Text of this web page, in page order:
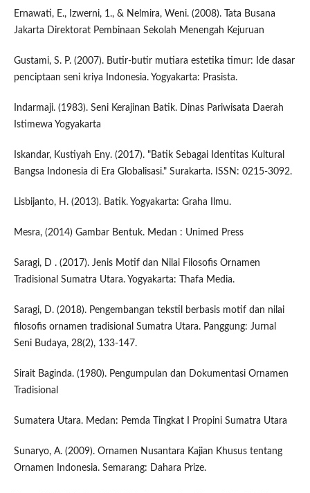
Ernawati, E., Izwerni, 1., & Nelmira, Weni. (2008). Tata Busana
Jakarta Direktorat Pembinaan Sekolah Menengah Kejuruan
Gustami, S. P. (2007). Butir-butir mutiara estetika timur: Ide dasar
penciptaan seni kriya Indonesia. Yogyakarta: Prasista.
Indarmaji. (1983). Seni Kerajinan Batik. Dinas Pariwisata Daerah
Istimewa Yogyakarta
Iskandar, Kustiyah Eny. (2017). "Batik Sebagai Identitas Kultural
Bangsa Indonesia di Era Globalisasi." Surakarta. ISSN: 0215-3092.
Lisbijanto, H. (2013). Batik. Yogyakarta: Graha Ilmu.
Mesra, (2014) Gambar Bentuk. Medan : Unimed Press
Saragi, D . (2017). Jenis Motif dan Nilai Filosofis Ornamen
Tradisional Sumatra Utara. Yogyakarta: Thafa Media.
Saragi, D. (2018). Pengembangan tekstil berbasis motif dan nilai
filosofis ornamen tradisional Sumatra Utara. Panggung: Jurnal
Seni Budaya, 28(2), 133-147.
Sirait Baginda. (1980). Pengumpulan dan Dokumentasi Ornamen
Tradisional
Sumatera Utara. Medan: Pemda Tingkat I Propini Sumatra Utara
Sunaryo, A. (2009). Ornamen Nusantara Kajian Khusus tentang
Ornamen Indonesia. Semarang: Dahara Prize.